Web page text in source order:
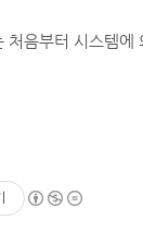
음부터 시스템에